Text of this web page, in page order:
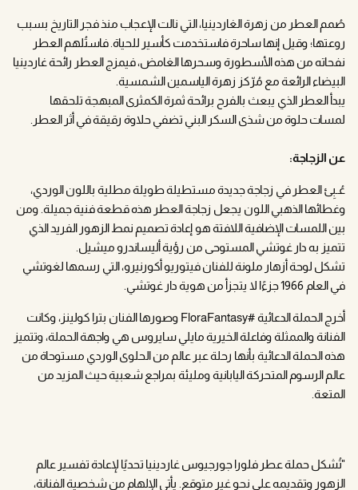
صُمم العطر من زهرة الغاردينيا، التي نالت الإعجاب منذ فجر التاريخ بسبب
روعتها؛ وقيل إنها ساحرة فاستخدمت كأسير للحياة. فاستُلهم العطر
نفحاته من هذه الأسطورة وسحرها الغامض، فيمزج العطر رائحة غاردينيا
البيضاء الرائعة مع مُرّكز زهرة الياسمين الشمسية.
يبدأ العطر الذي يبعث بالفرح برائحة ثمرة الكمثرى المبهجة تلحقها
لمسات حلوة من شذى السكر البني تضفي حلاوة رقيقة في أثر العطر.
عن الزجاجة:
عُـبِئ العطر في زجاجة جديدة مستطيلة طويلة مطلية باللون الوردي،
وغطائها الذهبي اللون يجعل زجاجة العطر هذه قطعة فنية جميلة. ومن
بين اللمسات الإضافية اللافتة هو إعادة تصميم نمط الزهور الفريد الذي
تتميز به دار غوتشي المستوحى من رؤية أليساندرو ميشيل.
تشكل لوحة أزهار ملونة للفنان فيتوريو أكورنيرو، التي رسمها لغوتشي
في العام 1966 جزءًا لا يتجزأ من هوية دار غوتشي.
أخرج الحملة الدعائية #FloraFantasy وصورها الفنان بترا كولينز، وكانت
الفنانة والممثلة وفاعلة الخيرية مايلي سايروس هي واجهة الحملة، وتتميز
هذه الحملة الدعائية بأنها رحلة عبر عالم من الحلوى الوردي مستوحاة من
عالم الرسوم المتحركة اليابانية ومليئة بمراجع شعبية حيث المزيد من
المتعة.
"تُشكل حملة عطر فلورا جورجيوس غاردينيا تحديًا لإعادة تفسير عالم
الزهور وتقديمه على نحو غير متوقع. يأتي الإلهام من شخصية الفنانة،